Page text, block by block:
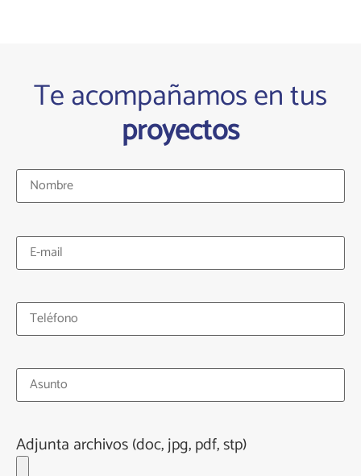
Te acompañamos en tus
proyectos
Adjunta archivos (doc, jpg, pdf, stp)